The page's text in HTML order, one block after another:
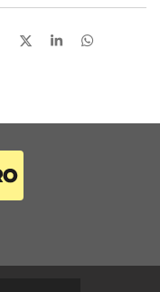
D
S
D